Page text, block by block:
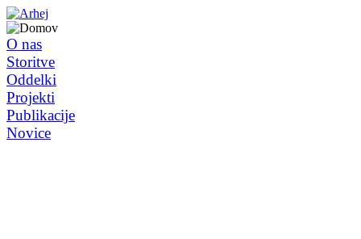
O nas
Storitve
Oddelki
Projekti
Publikacije
Novice